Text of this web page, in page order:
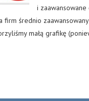
i
firm średnio
małą grafikę